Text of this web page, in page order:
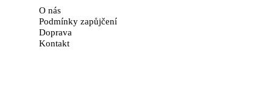
O nás
Podmínky zapůjčení
Doprava
Kontakt